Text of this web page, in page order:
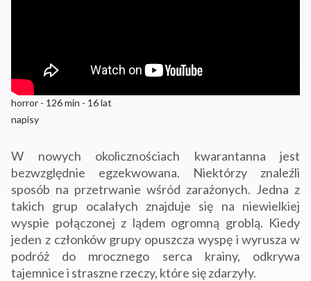
horror - 126 min - 16 lat
napisy
W nowych okolicznościach kwarantanna jest
bezwzględnie egzekwowana. Niektórzy znaleźli
sposób na przetrwanie wśród zarażonych. Jedna z
takich grup ocalałych znajduje się na niewielkiej
wyspie połączonej z lądem ogromną groblą. Kiedy
jeden z członków grupy opuszcza wyspę i wyrusza w
podróż do mrocznego serca krainy, odkrywa
tajemnice i straszne rzeczy, które się zdarzyły.